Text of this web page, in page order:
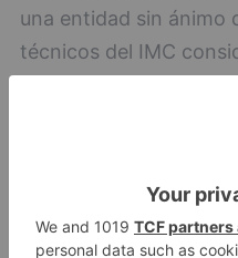
una entidad sin ánimo
técnicos del IMC
denuncia
dinero
espacios